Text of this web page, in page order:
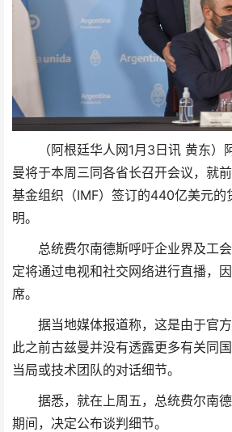
（阿根廷华人网1月3日讯 黄东
曼将于本周三同各省长召开会议，就
基金组织（IMF）签订的440亿美元的
明。
总统费尔南德斯呼吁企业界及工
定将通过电视和社交网络进行直播，
席。
据当地媒体报道称，这是由于官
此之前古兹曼并没有透露更多有关同
当局或技术团队的对话细节。
据悉，就在上周五，总统费尔南
期间，决定公布谈判细节。